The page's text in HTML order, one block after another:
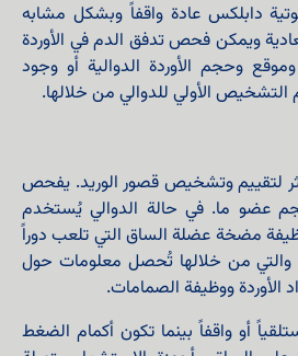
دابلكس عادة واقفاً وبشكل مشابه
ويمكن فحص تدفق الدم في الأوردة
وحجم الأوردة الدوالية أو وجود
الأولي للدوالي من خلالها.
لتقييم وتشخيص قصور الوريد. يفحص
عضو ما. في حالة الدوالي يُستخدم
مضخة عضلة الساق التي تلعب دوراً
والتي من خلالها تُحصل معلومات حول
الأوردة ووظيفة الصمامات.
أو واقفاً بينما تكون أكمام الضغط